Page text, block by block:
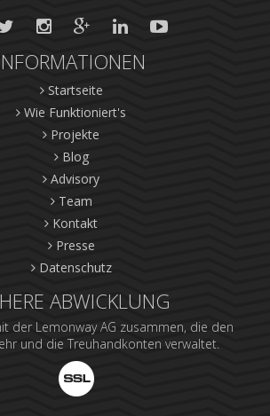
Startseite
Wie Funktioniert's
Projekte
Blog
Advisory
Team
Kontakt
Presse
Datenschutz
ABWICKLUNG
der Lemonway AG zusammen, die den
und die Treuhandkonten verwaltet.